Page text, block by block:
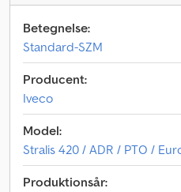
Betegnelse:
Standard-SZM
Producent:
Iveco
Model:
Stralis 420 / ADR / PTO /
Produktionsår: